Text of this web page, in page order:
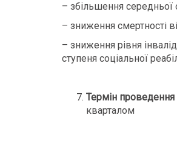
– збільшення середньої
– зниження смертності
– зниження рівня
ступеня соціальної
Термін проведення
кварталом